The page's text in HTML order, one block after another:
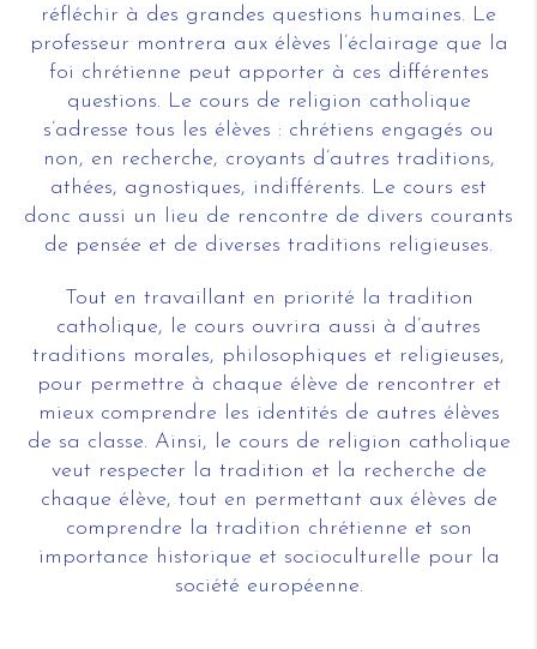
réfléchir à des grandes questions humaines. Le
professeur montrera aux élèves l’éclairage que la
foi chrétienne peut apporter à ces différentes
questions. Le cours de religion catholique
s’adresse tous les élèves : chrétiens engagés ou
non, en recherche, croyants d’autres traditions,
athées, agnostiques, indifférents. Le cours est
donc aussi un lieu de rencontre de divers courants
de pensée et de diverses traditions religieuses.
Tout en travaillant en priorité la tradition
catholique, le cours ouvrira aussi à d’autres
traditions morales, philosophiques et religieuses,
pour permettre à chaque élève de rencontrer et
mieux comprendre les identités de autres élèves
de sa classe. Ainsi, le cours de religion catholique
veut respecter la tradition et la recherche de
chaque élève, tout en permettant aux élèves de
comprendre la tradition chrétienne et son
importance historique et socioculturelle pour la
société européenne.